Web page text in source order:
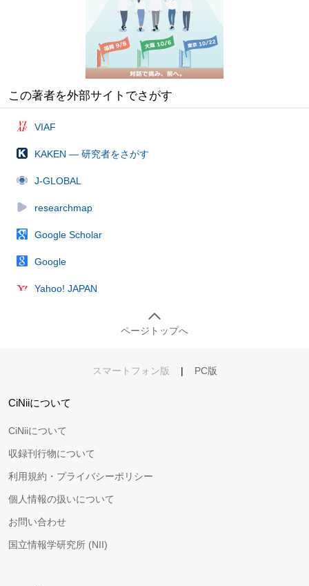
この著者を外部サイトでさがす
VIAF
KAKEN — 研究者をさがす
J-GLOBAL
researchmap
Google Scholar
Google
Yahoo! JAPAN
ページトップへ
スマートフォン版 | PC版
CiNiiについて
CiNiiについて
収録刊行物について
利用規約・プライバシーポリシー
個人情報の扱いについて
お問い合わせ
国立情報学研究所 (NII)